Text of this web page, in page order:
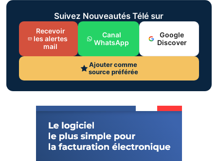
Suivez Nouveautés Télé sur
Recevoir
les alertes
mail
Canal
WhatsApp
Google
Discover
Ajouter comme
source préférée